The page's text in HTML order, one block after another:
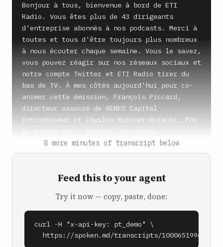
Bonjour à tous, bienvenue à bord de ETI
Radio. Vous êtes plus de 43 dirigeants
d'entreprise abonnés à nos podcasts. Merci à
toutes et tous d'être toujours plus nombreux
à nous écouter chaque semaine. Vous le savez,
vous pouvez réagir sur nos réseaux sociaux et
notre compte Twitter et ETI Radio tirer du
bas de TV. À mes côtés aujourd'hui pour co-
animer cette émission, François Piccard,
directeur associé de GENEO Capital
Entrepreneur et Charles Robinet-Dufault, PDG
**Charles Robinet-Dufault** (0:39)
Aujourd'hui, nous recevons Richard Weihart,
président et co-fondateur de Barkene. Bonjour
Richard.
8 more minutes of transcript below
Feed this to your agent
Try it now — copy, paste, done:
curl -H "x-api-key: pt_demo" \
  https://spoken.md/transcripts/1000651996090